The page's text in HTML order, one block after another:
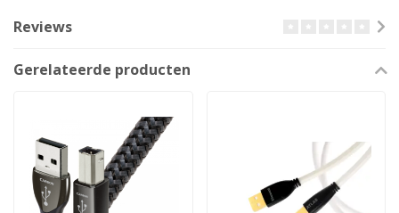
Reviews
Gerelateerde producten